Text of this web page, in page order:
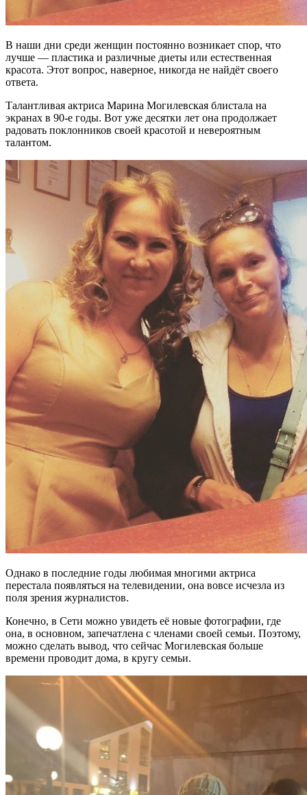
В наши дни среди женщин постоянно возникает спор, что
лучше — пластика и различные диеты или естественная
красота. Этот вопрос, наверное, никогда не найдёт своего
ответа.
Талантливая актриса Марина Могилевская блистала на
экранах в 90-е годы. Вот уже десятки лет она продолжает
радовать поклонников своей красотой и невероятным
талантом.
Однако в последние годы любимая многими актриса
перестала появляться на телевидении, она вовсе исчезла из
поля зрения журналистов.
Конечно, в Сети можно увидеть её новые фотографии, где
она, в основном, запечатлена с членами своей семьи. Поэтому,
можно сделать вывод, что сейчас Могилевская больше
времени проводит дома, в кругу семьи.